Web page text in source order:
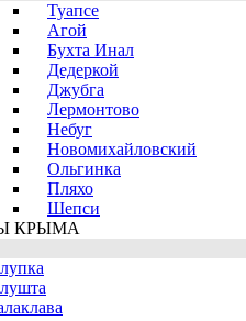
Туапсе
Агой
Бухта Инал
Дедеркой
Джубга
Лермонтово
Небуг
Новомихайловский
Ольгинка
Пляхо
Шепси
КРЫМА